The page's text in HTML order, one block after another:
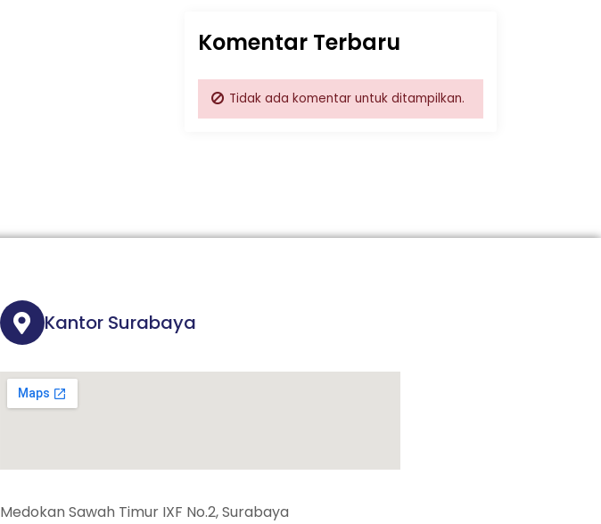
Komentar Terbaru
Tidak ada komentar untuk ditampilkan.
Kantor Surabaya
Medokan Sawah Timur IXF No.2, Surabaya